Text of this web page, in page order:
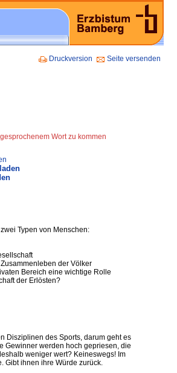
Druckversion Seite versenden
Wort zu kommen
Typen von Menschen:
der Völker
Bereich eine wichtige Rolle
der Erlösten?
Disziplinen des Sports, darum geht es
Gewinner werden hoch gepriesen, die
weniger wert? Keineswegs! Im
Gibt ihnen ihre Würde zurück.